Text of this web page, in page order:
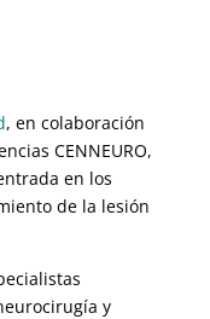
, en colaboración
CENNEURO,
en los
de la lesión
y